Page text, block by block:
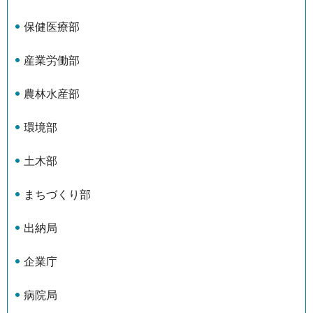
保健医療部
産業労働部
農林水産部
環境部
土木部
まちづくり部
出納局
企業庁
病院局